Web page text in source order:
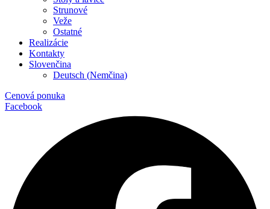
Strunové
Veže
Ostatné
Realizácie
Kontakty
Slovenčina
Deutsch (Nemčina)
Cenová ponuka
Facebook